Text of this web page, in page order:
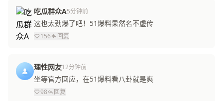
吃瓜群众A5分钟前
这也太劲爆了吧！51爆料果然名不虚传
156 回复
理性网友12分钟前
坐等官方回应，在51爆料看八卦就是爽
98 回复